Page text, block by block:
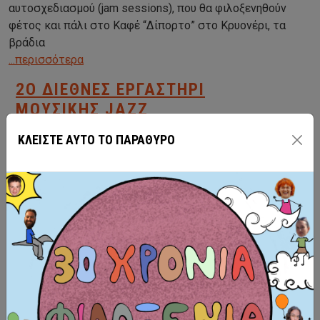
αυτοσχεδιασμού (jam sessions), που θα φιλοξενηθούν
φέτος και πάλι στο Καφέ “Δίπορτο” στο Κρυονέρι, τα
βράδια
...περισσότερα
2O ΔΙΕΘΝΕΣ ΕΡΓΑΣΤΗΡΙ
ΜΟΥΣΙΚΗΣ JAZZ
“ΦΙΛΟΞΕΝΙΑ” διοργανώνει για 2η συνεχή χρονιά το
Διεθνές Εργαστήρι Μουσικής Τζαζ στο Κρυονέρι
Κορινθίας, σε συνεργασία με τον Πολιτιστικό Σύλλογο
Νέων Κρυονερίου και με τοπικούς φορείς.
...περισσότερα
2O ΔΙΕΘΝΕΣ ΕΡΓΑΣΤΗΡΙ
ΜΟΥΣΙΚΗΣ JAZZ
ΚΛΕΙΣΤΕ ΑΥΤΟ ΤΟ ΠΑΡΑΘΥΡΟ